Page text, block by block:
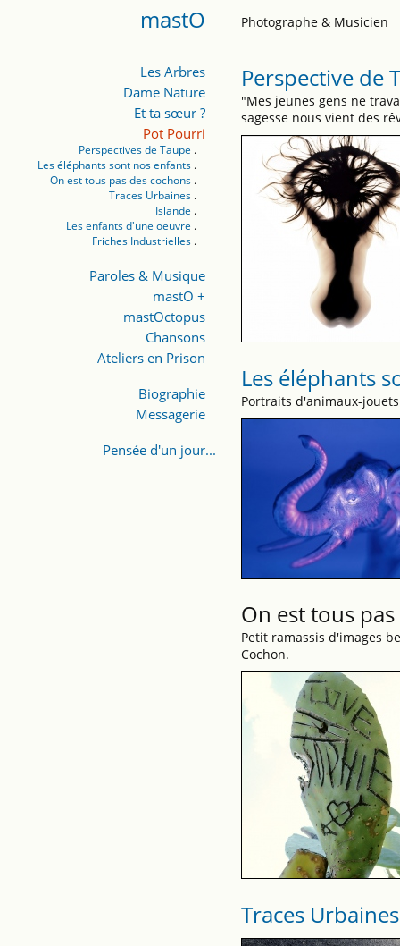
mastO
Les Arbres
Dame Nature
Et ta sœur ?
Pot Pourri
Perspectives de Taupe
Les éléphants sont nos enfants
On est tous pas des cochons
Traces Urbaines
Islande
Les enfants d'une oeuvre
Friches Industrielles
Paroles & Musique
mastO +
mastOctopus
Chansons
Ateliers en Prison
Biographie
Messagerie
Pensée d'un jour...
Photographe & Musicien
Perspective de
"Mes jeunes gens ne
sagesse nous vient des
Les éléphants
Portraits d'animaux-
On est tous
Petit ramassis d'images
Cochon.
Traces Urbaines